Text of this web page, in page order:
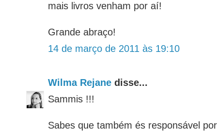
mais livros venham por aí!
Grande abraço!
14 de março de 2011 às 19:10
Wilma Rejane disse...
Sammis !!!
Sabes que também és responsável